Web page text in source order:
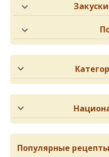
Популярные рецепты